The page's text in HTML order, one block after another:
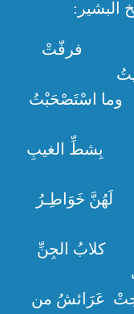
البشير:
فرفّتْ
وما اسْتَصْحَبْتُ
بِشطِّ الغيبِ
خَوَاطِـرُ
كلابُ الجِنِّ
عَرَائشُ من